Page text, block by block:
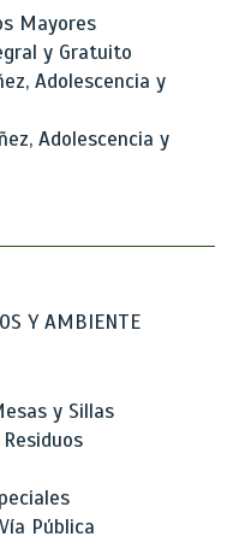
Mayores
y Gratuito
Adolescencia y
Adolescencia y
Y AMBIENTE
y Sillas
Pública